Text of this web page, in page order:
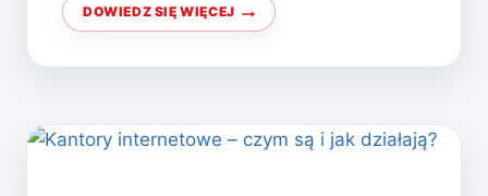
DOWIEDZ SIĘ WIĘCEJ
NAJTRUDNIEJSZY
PIERWSZY
JAK
KANTORÓW